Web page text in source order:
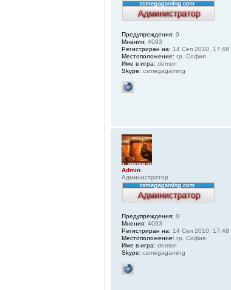
Предупреждения: 0
Мнения: 4093
Регистриран на: 14 Сеп 2010, 17:48
Местоположение: гр. София
Име в игра: demon
Skype: csmegagaming
Admin
Администратор
Предупреждения: 0
Мнения: 4093
Регистриран на: 14 Сеп 2010, 17:48
Местоположение: гр. София
Име в игра: demon
Skype: csmegagaming